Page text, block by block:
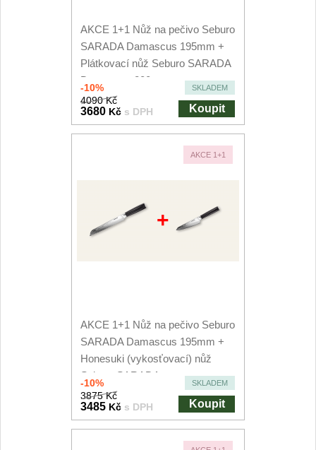
AKCE 1+1 Nůž na pečivo Seburo
SARADA Damascus 195mm +
Plátkovací nůž Seburo SARADA
Damascus 200mm
-10% SKLADEM
4090 Kč
3680 Kč s DPH Koupit
AKCE 1+1
+
AKCE 1+1 Nůž na pečivo Seburo
SARADA Damascus 195mm +
Honesuki (vykosťovací) nůž
Seburo SARADA...
-10% SKLADEM
3875 Kč
3485 Kč s DPH Koupit